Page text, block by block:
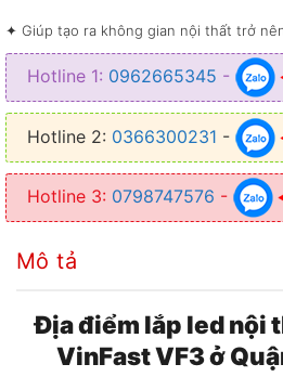
✦ Giúp tạo ra không gian nội thất trở
✦ Giúp chiếu sáng bên trong không gian
✦ Điều khiển led thông qua ứng dụng
✦ Thiết kế dễ dàng lắp đặt, sử dụng cắm
✦ Không làm ảnh hưởng đến kết cấu
Hotline 1: 0962665345 -
Hotline 2: 0366300231 -
Hotline 3: 0798747576 -
Mô tả
Địa điểm lắp led nội
VinFast VF3 ở